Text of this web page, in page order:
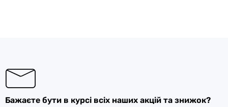
Бажаєте бути в курсі всіх наших акцій та знижок?